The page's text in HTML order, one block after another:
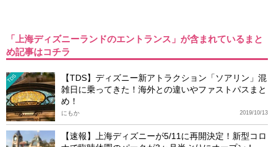
「上海ディズニーランドのエントランス」が含まれているまと
め記事はコチラ
TDS
【TDS】ディズニー新アトラクション「ソアリン」混
雑日に乗ってきた！海外との違いやファストパスまと
め！
2019/10/13
にもか
【速報】上海ディズニーが5/11に再開決定！新型コロ